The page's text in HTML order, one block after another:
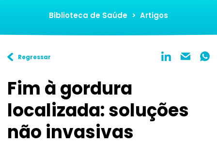
Biblioteca de Saúde > Artigos
Regressar
Fim à gordura
localizada: soluções
não invasivas